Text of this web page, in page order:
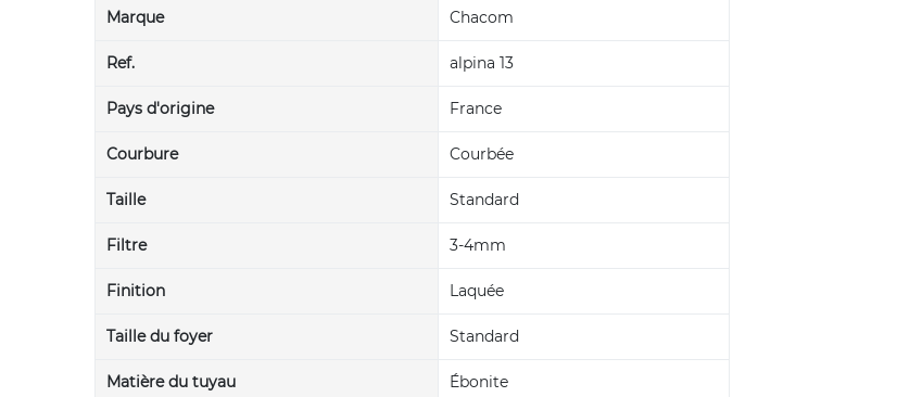
Marque Chacom
Ref. alpina 13
Pays d'origine France
Courbure Courbée
Taille Standard
Filtre 3-4mm
Finition Laquée
Taille du foyer Standard
Matière du tuyau Ébonite